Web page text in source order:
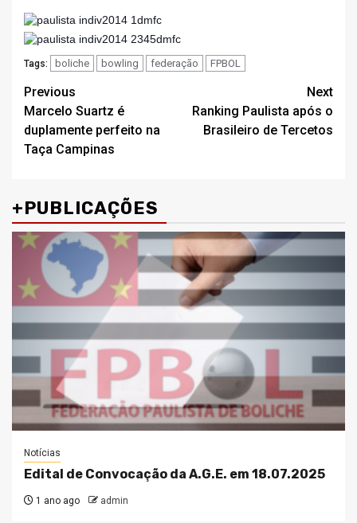
Tags: boliche bowling federação FPBOL
Post
navigation
Previous
Marcelo Suartz é
duplamente perfeito na
Taça Campinas
Next
Ranking Paulista após o
Brasileiro de Tercetos
+PUBLICAÇÕES
Notícias
Edital de Convocação da A.G.E. em 18.07.2025
1 ano ago admin